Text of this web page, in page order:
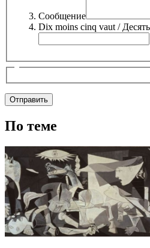
Сообщение
Dix moins cinq vaut /
По теме